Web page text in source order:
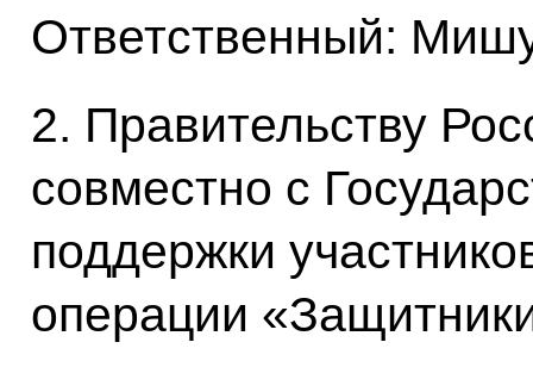
Ответственный:
2. Правительству
совместно c
поддержки
операции